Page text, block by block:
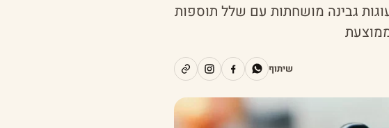
גבינה מושחתות עם שלל תוספות
שיתוף